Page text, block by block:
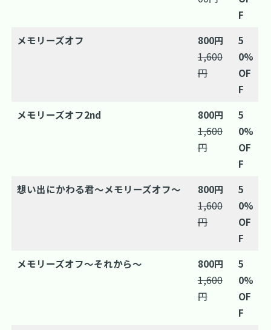
F
メモリーズオフ
800円
1,600
円
5
0%
OF
F
メモリーズオフ2nd
800円
1,600
円
5
0%
OF
F
想い出にかわる君～メモリーズオフ～
800円
1,600
円
5
0%
OF
F
メモリーズオフ～それから～
800円
1,600
円
5
0%
OF
F